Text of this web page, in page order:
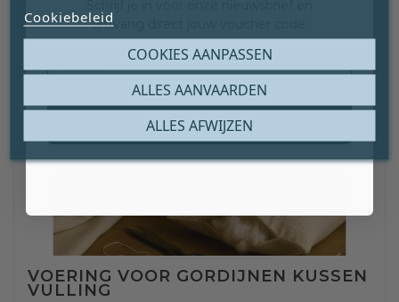
Prijs
   
VOERING VOOR GORDIJNEN KUSSEN
VULLING
Cookiebeleid
COOKIES AANPASSEN
ALLES AFWIJZEN
ALLES AANVAARDEN
ontvang direct jouw voucher code.
Claim mijn gratis cadeau